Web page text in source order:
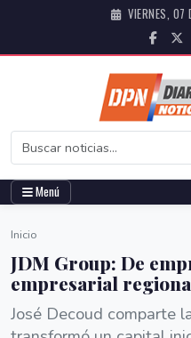
VIERNES, 07
Menú
Inicio
JDM Group: De
empresarial
José Decoud comparte